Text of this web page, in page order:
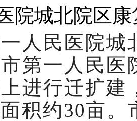
院城北院区康
人民医院城
第一人民医
进行迁扩建
积约30亩。